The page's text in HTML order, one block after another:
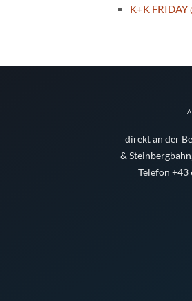
K+K FRIDAY
direkt an der
&
Telefon +43